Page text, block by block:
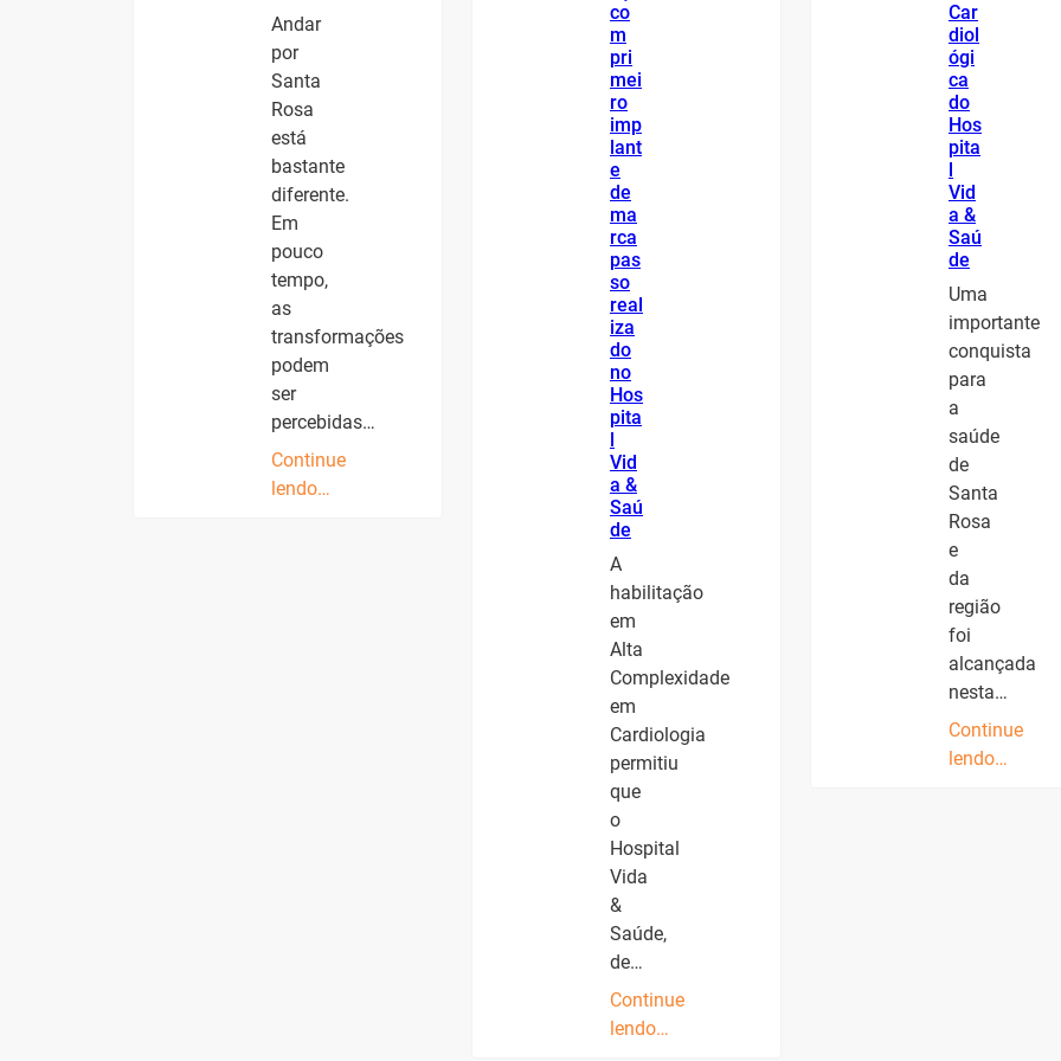
Andar
por
Santa
Rosa
está
bastante
diferente.
Em
pouco
tempo,
as
transformações
podem
ser
percebidas…
Continue
lendo…
co
m
pri
mei
ro
imp
lant
e
de
ma
rca
pas
so
real
iza
do
no
Hos
pita
Vid
a &
Saú
de
A
habilitação
em
Alta
Complexidade
em
Cardiologia
permitiu
que
o
Hospital
Vida
&
Saúde,
de…
Continue
lendo…
Car
diol
ógi
ca
do
Hos
pita
Vid
a &
Saú
de
Uma
importante
conquista
para
a
saúde
de
Santa
Rosa
e
da
região
foi
alcançada
nesta…
Continue
lendo…